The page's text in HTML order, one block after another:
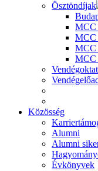
Ösztöndíjak
MCC
MCC
MCC
MCC
Közösség
Alumni
Alumni
Évkönyvek